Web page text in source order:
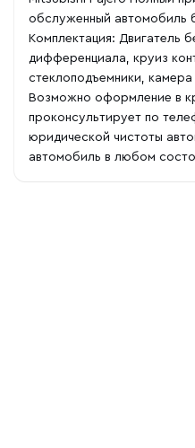
обслуженный автомобиль
Комплектация: Двигатель
дифференциала, круиз
стеклоподъемники,
Возможно оформление в
проконсультирует по
юридической чистоты
автомобиль в любом